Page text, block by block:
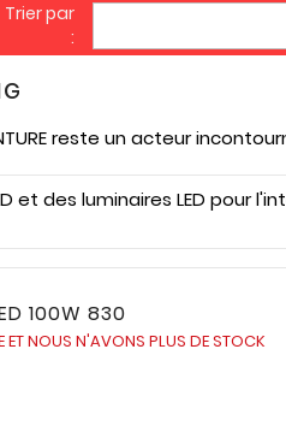
Trier par
:
reste un acteur
et des luminaires LED pour
100W 830
ET NOUS N'AVONS PLUS DE STOCK